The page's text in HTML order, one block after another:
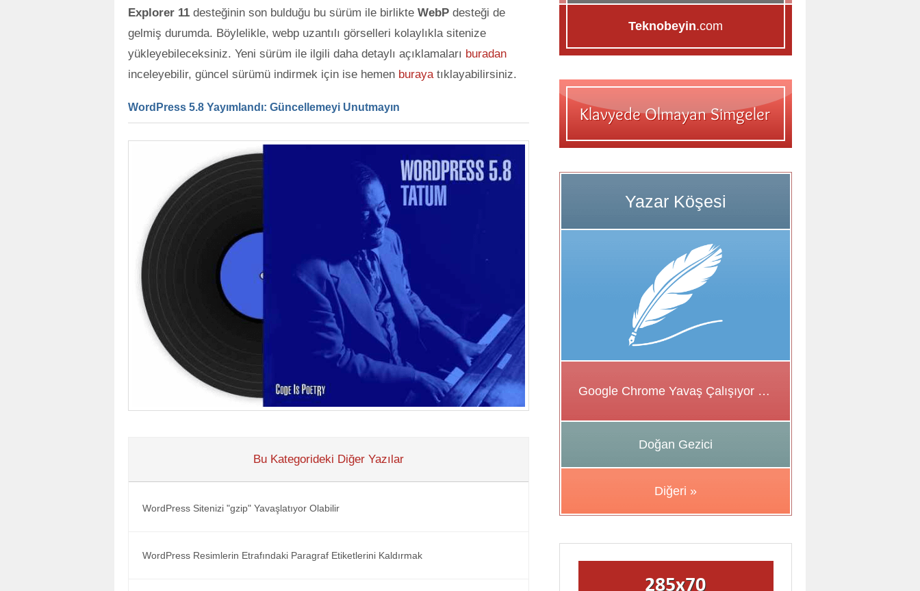
Explorer 11 desteğinin son bulduğu bu sürüm ile birlikte WebP desteği de
gelmiş durumda. Böylelikle, webp uzantılı görselleri kolaylıkla sitenize
yükleyebileceksiniz. Yeni sürüm ile ilgili daha detaylı açıklamaları buradan
inceleyebilir, güncel sürümü indirmek için ise hemen burayatıklayabilirsiniz.
WordPress 5.8 Yayımlandı: Güncellemeyi Unutmayın
Bu Kategorideki Diğer Yazılar
WordPress Sitenizi "gzip" Yavaşlatıyor Olabilir
WordPress Resimlerin Etrafındaki Paragraf Etiketlerini Kaldırmak
Teknobeyin.com
Google Chrome Yavaş Çalışıyor Sorunu için Çözüm Önerileri
Doğan Gezici
Diğeri »